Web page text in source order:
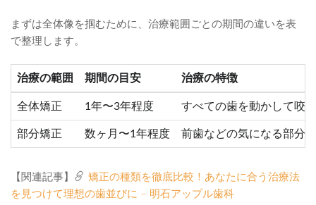
まずは全体像を掴むために、治療範囲ごとの期間の違いを表
で整理します。
治療の範囲 期間の目安 治療の特徴
全体矯正 1年〜3年程度 すべての歯を動かして咬
部分矯正 数ヶ月〜1年程度 前歯などの気になる部分
【関連記事】
矯正の種類を徹底比較！あなたに合う治療法
を見つけて理想の歯並びに – 明石アップル歯科